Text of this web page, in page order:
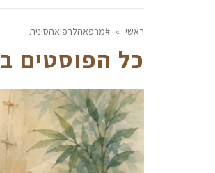
ראשי » #מרפאהלרפואהסינית
כל הפוסטים ב